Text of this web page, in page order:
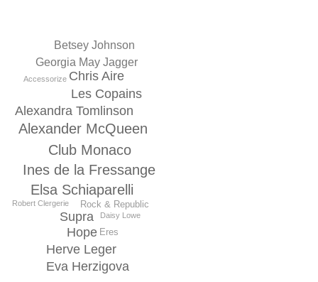
Inеs de la Fressange
Club Monaco
Elsa Schiaparelli
Alexander McQueen
Supra
Alexandra Tomlinson
Hope
Hervе Lеger
Les Copains
Eva Herzigova
Chris Aire
Georgia May Jagger
Betsey Johnson
Rock & Republic
Eres
Robert Clergerie
Daisy Lowe
Accessorize